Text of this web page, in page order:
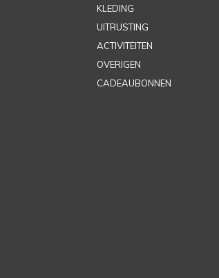
KLEDING
UITRUSTING
ACTIVITEITEN
OVERIGEN
CADEAUBONNEN